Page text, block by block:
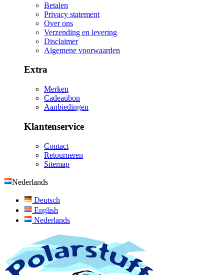
Betalen
Privacy statement
Over ons
Verzending en levering
Disclaimer
Algemene voorwaarden
Extra
Merken
Cadeaubon
Aanbiedingen
Klantenservice
Contact
Retourneren
Sitemap
Nederlands
Deutsch
English
Nederlands